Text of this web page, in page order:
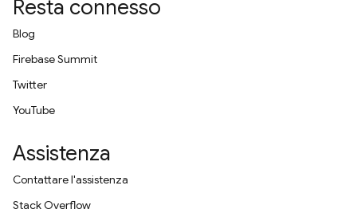
Resta connesso
Blog
Firebase Summit
Twitter
YouTube
Assistenza
Contattare l'assistenza
Stack Overflow